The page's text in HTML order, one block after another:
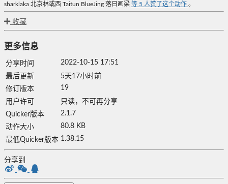
sharklaka 北京林或西 Taitun BlueJing 落日画梁 等 5 人赞了这个动作 。
收藏
更多信息
分享时间
2022-10-15 17:51
最后更新
5天17小时前
修订版本
19
用户许可
只读，不可再分享
Quicker版本
2.1.7
动作大小
80.8 KB
最低Quicker版本 1.38.15
分享到